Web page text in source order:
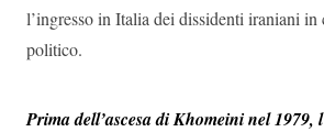
l’ingresso in Italia dei dissidenti iraniani in
politico.
Prima dell’ascesa di Khomeini nel 1979,